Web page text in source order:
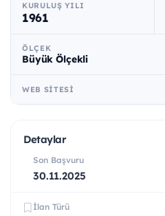
KURULUŞ YILI
1961
ÖLÇEK
Büyük Ölçekli
WEB SITESI
Detaylar
Son Başvuru
30.11.2025
İlan Türü